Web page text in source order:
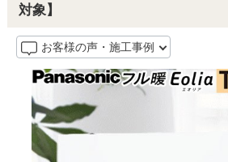
対象】
お客様の声・施工事例